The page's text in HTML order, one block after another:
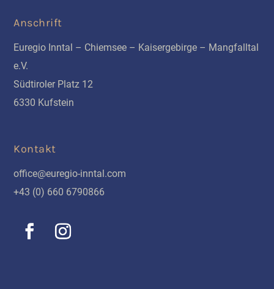
Anschrift
Euregio Inntal – Chiemsee – Kaisergebirge – Mangfalltal
e.V.
Südtiroler Platz 12
6330 Kufstein
Kontakt
office@euregio-inntal.com
+43 (0) 660 6790866